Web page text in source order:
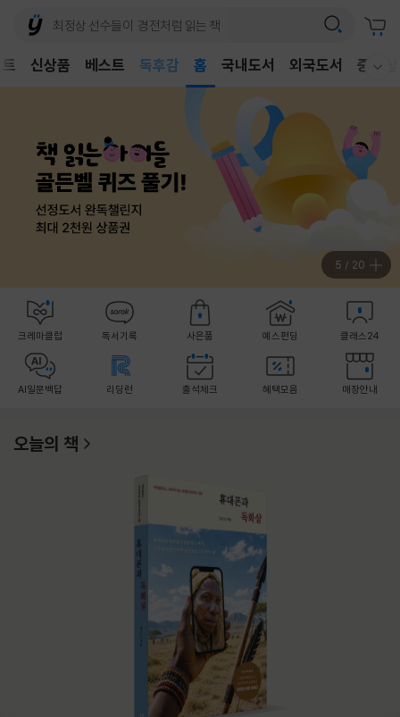
신상품 베스트
어린이
어린이 홈 국내도서 외국도서 중고샵
6 / 20
크레마클럽 독서기록 사은품 예스펀딩 클래스24
AI일문백답 리딩런 출석체크 혜택모음 매장안내
오늘의 책